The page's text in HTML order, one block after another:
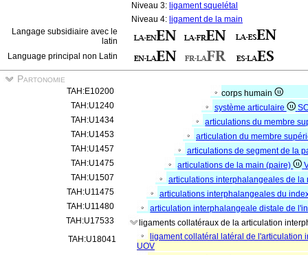
Niveau 3: ligament squelétal
Niveau 4: ligament de la main
Langage subsidiaire avec le
latin
Language principal non Latin
Partonomie
TAH:E10200
corps humain
TAH:U1240
système articulaire
TAH:U1434
articulations du membre
TAH:U1453
articulation du membre
TAH:U1457
articulations de segment de la
TAH:U1475
articulations de la main (paire)
TAH:U1507
articulations interphalangeales de
TAH:U11475
articulations interphalangeales du
TAH:U11480
articulation interphalangeale distale de
TAH:U17533
ligaments collatéraux de la articulation
TAH:U18041
ligament collatéral latéral de
UOV